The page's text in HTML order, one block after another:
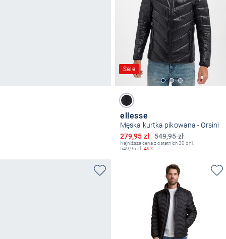
Sale
ellesse
Męska kurtka pikowana - Orsini
549,95 zł
Obniżona cena
279,95 zł
Najniższa cena z ostatnich 30 dni:
549,95zł-49%